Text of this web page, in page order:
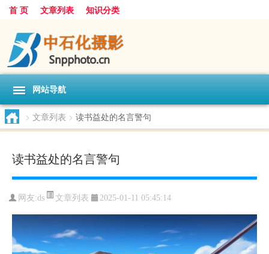
首 页 文章列表 知识分类
网站导航
> 文章列表 > 读书益处的名言警句
读书益处的名言警句
网友:ds 文章列表 2025-01-11 05:45:14